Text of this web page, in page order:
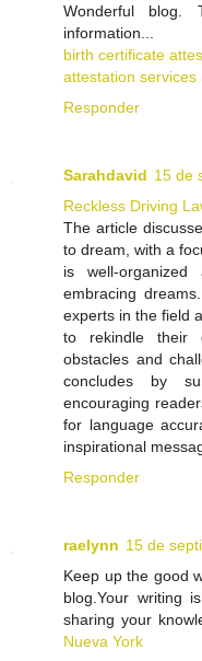
Wonderful blog.
information...
birth certificate
attestation services
Responder
Sarahdavid 15 de
Reckless Driving
The article
to dream, with a
is well-
embracing
experts in the field
to rekindle their
obstacles and
concludes by
encouraging
for language
inspirational
Responder
raelynn 15 de
Keep up the good
blog.Your writing
sharing your
Nueva York